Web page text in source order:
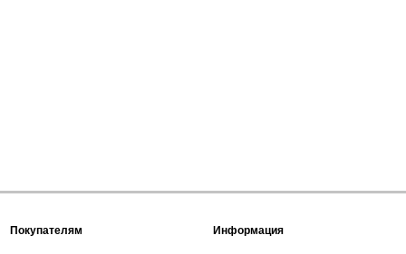
Покупателям Информация